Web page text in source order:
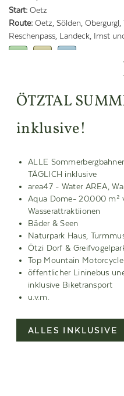
ÖTZTAL
inklusive!
ALLE
TÄGLICH inklusive
area47 - Water AREA,
Aqua Dome- 20.000 m²
Wasserattraktiionen
Bäder & Seen
Naturpark Haus,
Ötzi Dorf &
Top Mountain
öffentlicher Lininebus
inklusive Biketransport
u.v.m.
ALLES INKLUSIVE
Start: Oetz
Route: Oetz, Sölden,
Reschenpass, Landeck, Imst
ZURÜCK ZUR ÜBERSICHT
HOTEL JÄGERHOF -
Oetzermühlerweg 6, A-